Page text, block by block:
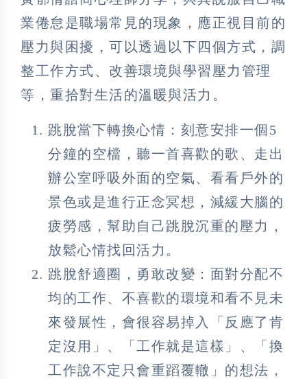
業倦怠是職場常見的現象，應正視目前的
壓力與困擾，可以透過以下四個方式，調
整工作方式、改善環境與學習壓力管理
等，重拾對生活的溫暖與活力。
跳脫當下轉換心情：刻意安排一個5
分鐘的空檔，聽一首喜歡的歌、走出
辦公室呼吸外面的空氣、看看戶外的
景色或是進行正念冥想，減緩大腦的
疲勞感，幫助自己跳脫沉重的壓力，
放鬆心情找回活力。
跳脫舒適圈，勇敢改變：面對分配不
均的工作、不喜歡的環境和看不見未
來發展性，會很容易掉入「反應了肯
定沒用」、「工作就是這樣」、「換
工作說不定只會重蹈覆轍」的想法，